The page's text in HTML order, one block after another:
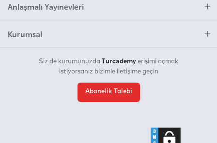
Anlaşmalı Yayınevleri
Kurumsal
Siz de kurumunuzda Turcademy erişimi açmak
istiyorsanız bizimle iletişime geçin
Abonelik Talebi